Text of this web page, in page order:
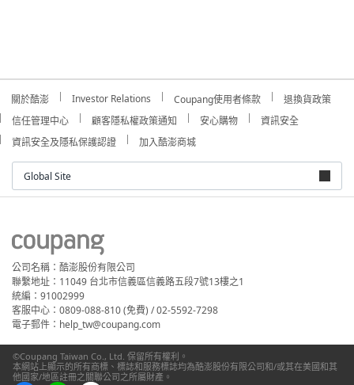
關於酷澎 Investor Relations Coupang使用者條款
退換貨政策
信任管理中心
顧客隱私權政策通知 安心購物
資訊安全
資訊安全及隱私保護認證
加入酷澎商城
Global Site
公司名稱：酷澎股份有限公司
聯繫地址：11049 台北市信義區信義路五段7號13樓之1
統編：91002999
客服中心：0809-088-810 (免費) / 02-5592-7298
電子郵件：help_tw@coupang.com
©Coupang Taiwan Co., Ltd. 保留所有權利。
本網站上顯示的所有商標、標誌和服務標誌均為酷澎股份有限公司和/或其在美國和其
他國家/地區註冊之關聯公司之所屬財產。